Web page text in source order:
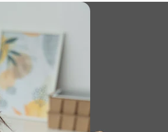
Produtos
Spaces
Assistente de IA
Gerador de